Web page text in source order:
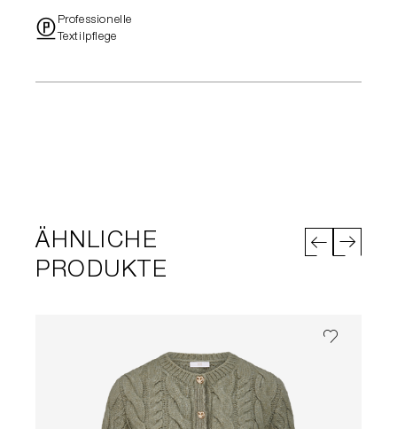
"Professionelle
Textilpflege
ÄHNLICHE
PRODUKTE